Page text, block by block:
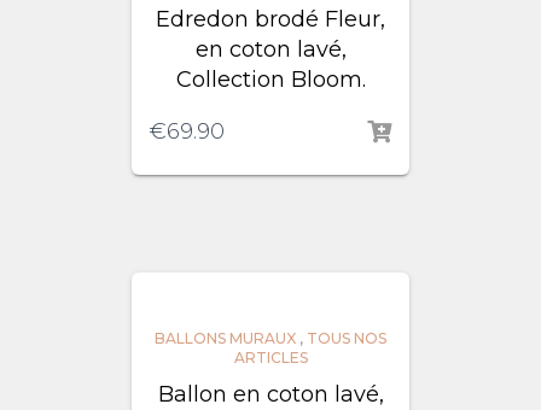
Edredon brodé Fleur,
en coton lavé,
Collection Bloom.
€69.90
BALLONS MURAUX , TOUS NOS
ARTICLES
Ballon en coton lavé,